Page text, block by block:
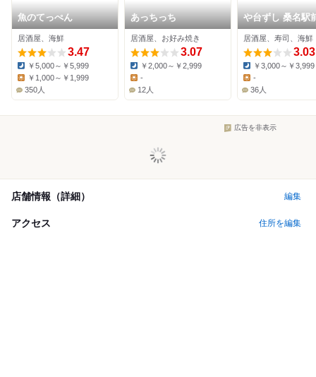
魚のてっぺん
居酒屋、海鮮
3.47
Dinner:
￥5,000～￥5,999
￥1,000～￥1,999
350人
あっちっち
居酒屋、お好み焼き
3.07
Dinner:
￥2,000～￥2,999
Lunch:
-
12人
や台ずし 桑名駅
居酒屋、寿司、海鮮
3.03
Dinner:
￥3,000～￥3,999
Lunch:
-
36人
広告を非表示
店舗情報（詳細） 編集
アクセス 住所を編集